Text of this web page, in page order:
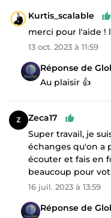
Kurtis_scalable
merci pour l'aide !
13 oct. 2023 à 11:59
Réponse de
Au plaisir 👍
Zeca17
Super travail, je
échanges qu'on a
écouter et fais en
beaucoup pour
16 juil. 2023 à 13:59
Réponse de